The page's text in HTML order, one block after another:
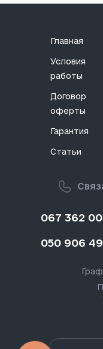
067 362
050 906
Главная
Условия
работы
Договор
оферты
Гарантия
Статьи